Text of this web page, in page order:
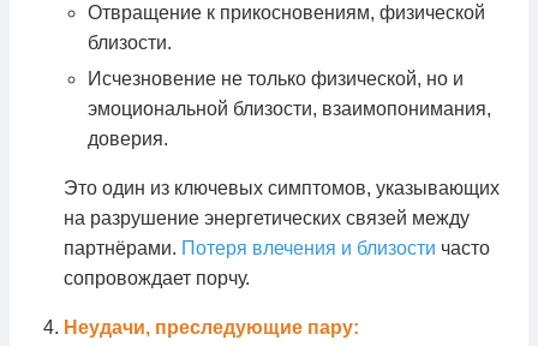
Отвращение к прикосновениям, физической
близости.
Исчезновение не только физической, но и
эмоциональной близости, взаимопонимания,
доверия.
Это один из ключевых симптомов, указывающих
на разрушение энергетических связей между
партнёрами. Потеря влечения и близости часто
сопровождает порчу.
Неудачи, преследующие пару: